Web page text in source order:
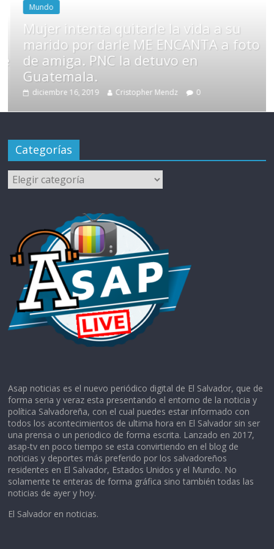
Mundo
Mujer intenta quitarle la vida a su
marido por darle ME ENCANTA a foto
de amiga. PNC la detuvo en
Guatemala.
diciembre 16, 2019 Cristopher Mendz 0
Categorías
Asap noticias es el nuevo periódico digital de El Salvador, que de
forma seria y veraz esta presentando el entorno de la noticia y
política Salvadoreña, con el cual puedes estar informado con
todos los acontecimientos de ultima hora en El Salvador sin ser
una prensa o un periodico de forma escrita. Lanzado en 2017,
asap-tv en poco tiempo se esta convirtiendo en el blog de
noticias y deportes más preferido por los salvadoreños
residentes en El Salvador, Estados Unidos y el Mundo. No
solamente te enteras de forma gráfica sino también todas las
noticias de ayer y hoy.
El Salvador en noticias.